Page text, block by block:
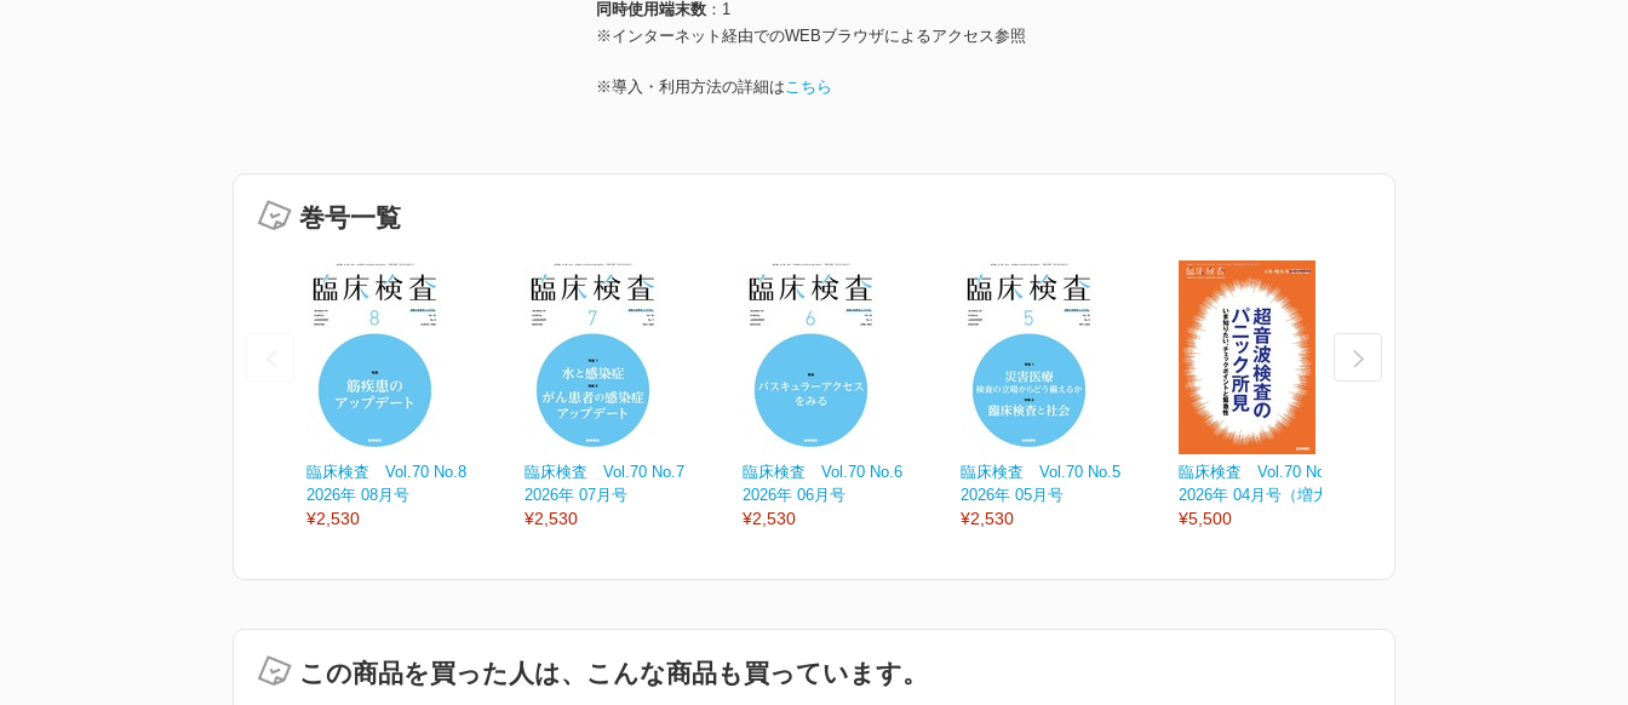
同時使用端末数
1
※インターネット経由でのWEBブラウザによるアクセス参照
※導入・利用方法の詳細はこちら
巻号一覧
臨床検査 Vol.70 No.8
2026年 08月号
¥2,530
臨床検査 Vol.70 No.7
2026年 07月号
¥2,530
臨床検査 Vol.70 No.6
2026年 06月号
¥2,530
臨床検査 Vol.70 No.5
2026年 05月号
¥2,530
臨床検査 Vol.70 No.4
2026年 04月号（増大号）
¥5,500
この商品を買った人は、こんな商品も買っています。